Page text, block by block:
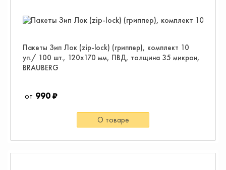
Пакеты Зип Лок (zip-lock) (гриппер), комплект 10
уп./ 100 шт., 120х170 мм, ПВД, толщина 35 микрон,
BRAUBERG
990 ₽
О товаре